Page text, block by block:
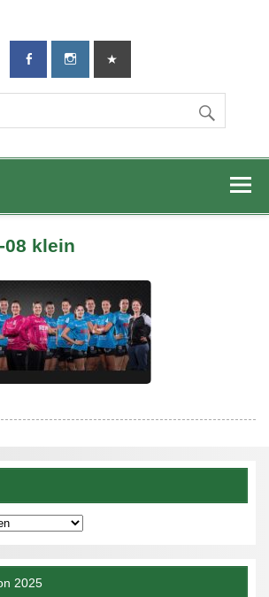
TG-Geislingen
in Geislingen!
08 klein
2025